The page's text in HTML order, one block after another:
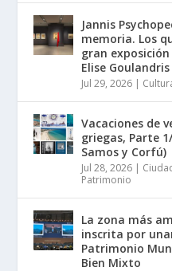
Jannis
memoria. Los
gran
Elise Goulandris
Jul 29, 2026 |
Vacaciones de
griegas, Parte
Samos y Corfú)
Jul 28, 2026 |
Patrimonio
La zona más
inscrita por
Patrimonio
Bien Mixto